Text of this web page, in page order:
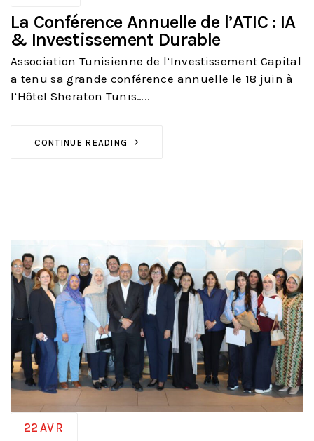
La Conférence Annuelle de l’ATIC : IA
& Investissement Durable
Association Tunisienne de l’Investissement Capital
a tenu sa grande conférence annuelle le 18 juin à
l’Hôtel Sheraton Tunis…..
CONTINUE READING
22 AVR